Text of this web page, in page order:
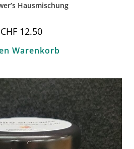
Hausmischung
CHF12.50
Warenkorb